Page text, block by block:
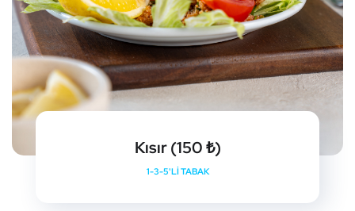
Kısır (150 ₺)
1-3-5'LI TABAK